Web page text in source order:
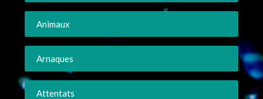
Animaux
Arnaques
Attentats